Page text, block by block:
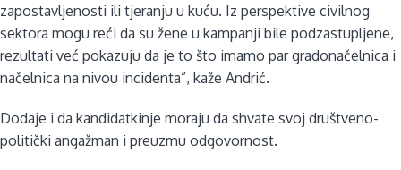
zapostavljenosti ili tjeranju u kuću. Iz perspektive civilnog
sektora mogu reći da su žene u kampanji bile podzastupljene,
rezultati već pokazuju da je to što imamo par gradonačelnica i
načelnica na nivou incidenta”, kaže Andrić.
Dodaje i da kandidatkinje moraju da shvate svoj društveno-
politički angažman i preuzmu odgovornost.